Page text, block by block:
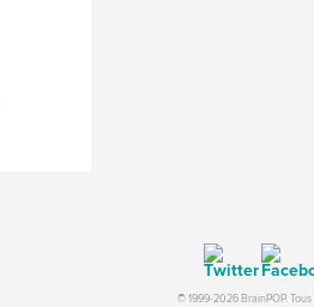
© 1999-2026 BrainPOP.